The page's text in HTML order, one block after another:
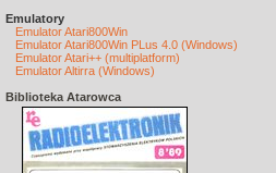
Emulatory
Emulator Atari800Win
Emulator Atari800Win PLus 4.0 (Windows)
Emulator Atari++ (multiplatform)
Emulator Altirra (Windows)
Biblioteka Atarowca